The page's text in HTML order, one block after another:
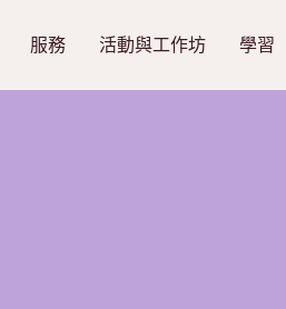
服務 活動與工作坊 學習